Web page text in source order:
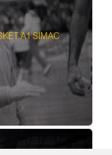
A1 SIMAC